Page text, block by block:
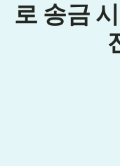
로 송금